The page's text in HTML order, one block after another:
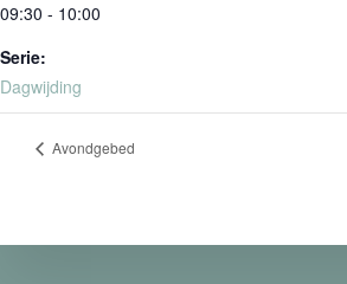
09:30 - 10:00
Serie:
Dagwijding
Avondgebed